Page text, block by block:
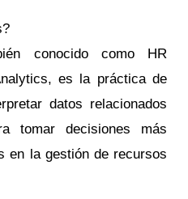
conocido como HR
es la práctica de
datos relacionados
tomar decisiones más
en la gestión de recursos